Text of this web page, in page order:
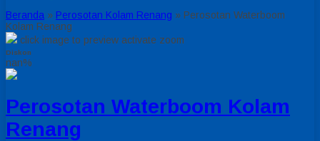
Beranda » Perosotan Kolam Renang » Perosotan Waterboom
Kolam Renang
click image to preview activate zoom
Diskon
nan%
Perosotan Waterboom Kolam
Renang